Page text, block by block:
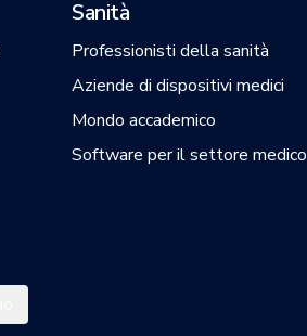
Sanità
Professionisti della sanità
Aziende di dispositivi medici
Mondo accademico
Software per il settore medico